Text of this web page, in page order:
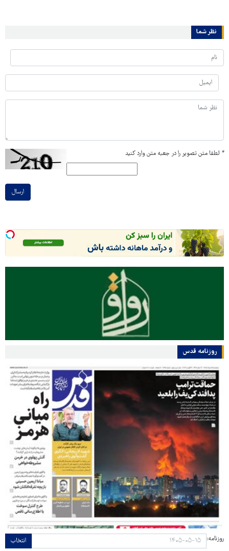
نظر شما
* لطفا متن تصویر را در جعبه متن وارد کنید
ارسال
روزنامه قدس
روزنامه: انتخاب